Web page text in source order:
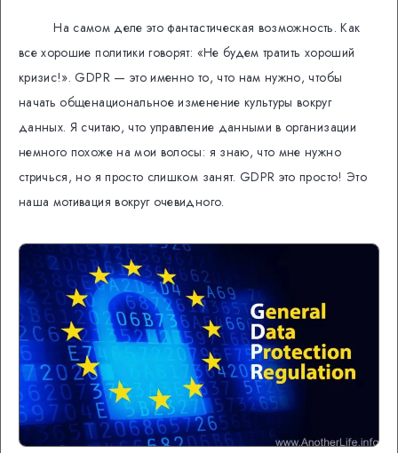
На самом деле это фантастическая возможность. Как
все хорошие политики говорят: «Не будем тратить хороший
кризис!». GDPR — это именно то, что нам нужно, чтобы
начать общенациональное изменение культуры вокруг
данных. Я считаю, что управление данными в организации
немного похоже на мои волосы: я знаю, что мне нужно
стричься, но я просто слишком занят. GDPR это просто! Это
наша мотивация вокруг очевидного.